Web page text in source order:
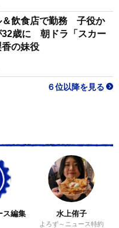
＆飲食店で勤務 子役か
32歳に 朝ドラ「スカー
の妹役
６位以降を見る
ス編集
水上侑子
よろず～ニュース特約